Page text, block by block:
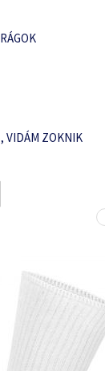
VIDÁM ZOKNIK